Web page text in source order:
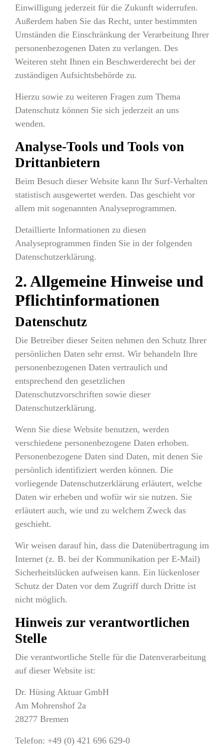
Einwilligung jederzeit für die Zukunft widerrufen.
Außerdem haben Sie das Recht, unter bestimmten
Umständen die Einschränkung der Verarbeitung Ihrer
personenbezogenen Daten zu verlangen. Des
Weiteren steht Ihnen ein Beschwerderecht bei der
zuständigen Aufsichtsbehörde zu.
Hierzu sowie zu weiteren Fragen zum Thema
Datenschutz können Sie sich jederzeit an uns
wenden.
Analyse-Tools und Tools von
Dritt­anbietern
Beim Besuch dieser Website kann Ihr Surf-Verhalten
statistisch ausgewertet werden. Das geschieht vor
allem mit sogenannten Analyseprogrammen.
Detaillierte Informationen zu diesen
Analyseprogrammen finden Sie in der folgenden
Datenschutzerklärung.
2. Allgemeine Hinweise und
Pflichtinformationen
Datenschutz
Die Betreiber dieser Seiten nehmen den Schutz Ihrer
persönlichen Daten sehr ernst. Wir behandeln Ihre
personenbezogenen Daten vertraulich und
entsprechend den gesetzlichen
Datenschutzvorschriften sowie dieser
Datenschutzerklärung.
Wenn Sie diese Website benutzen, werden
verschiedene personenbezogene Daten erhoben.
Personenbezogene Daten sind Daten, mit denen Sie
persönlich identifiziert werden können. Die
vorliegende Datenschutzerklärung erläutert, welche
Daten wir erheben und wofür wir sie nutzen. Sie
erläutert auch, wie und zu welchem Zweck das
geschieht.
Wir weisen darauf hin, dass die Datenübertragung im
Internet (z. B. bei der Kommunikation per E-Mail)
Sicherheitslücken aufweisen kann. Ein lückenloser
Schutz der Daten vor dem Zugriff durch Dritte ist
nicht möglich.
Hinweis zur verantwortlichen
Stelle
Die verantwortliche Stelle für die Datenverarbeitung
auf dieser Website ist:
Dr. Hüsing Aktuar GmbH
Am Mohrenshof 2a
28277 Bremen
Telefon: +49 (0) 421 696 629-0